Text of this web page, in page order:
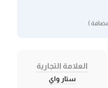
)
العلامة التجارية
ستار واي